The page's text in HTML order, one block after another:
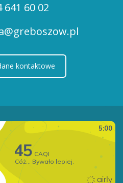
641 60 02
kontaktowe